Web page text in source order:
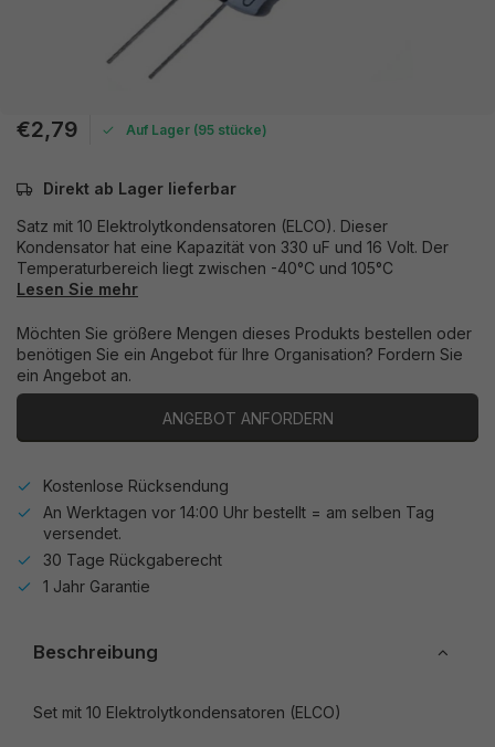
€2,79 Auf Lager (95 stücke)
Direkt ab Lager lieferbar
Satz mit 10 Elektrolytkondensatoren (ELCO). Dieser
Kondensator hat eine Kapazität von 330 uF und 16 Volt. Der
Temperaturbereich liegt zwischen -40°C und 105°C
Lesen Sie mehr
Möchten Sie größere Mengen dieses Produkts bestellen oder
benötigen Sie ein Angebot für Ihre Organisation? Fordern Sie
ein Angebot an.
ANGEBOT ANFORDERN
Kostenlose Rücksendung
An Werktagen vor 14:00 Uhr bestellt = am selben Tag
versendet.
30 Tage Rückgaberecht
1 Jahr Garantie
Beschreibung
Set mit 10 Elektrolytkondensatoren (ELCO)